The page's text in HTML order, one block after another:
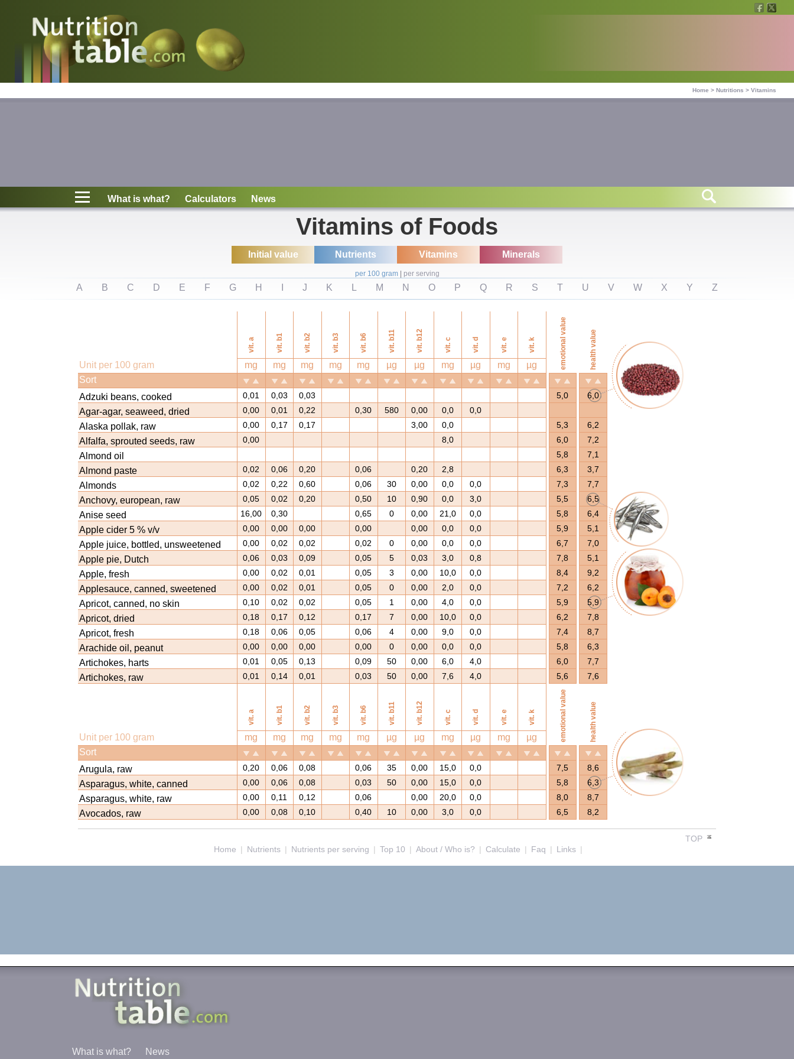
Home > Nutritions > Vitamins
Nutritions
What is what?
Information
What is what? Calculators News
Vitamins of Foods
Initial value Nutrients Vitamins Minerals
per 100 gram| per serving
A B C D E F G H J K L M N O P Q R S T U V W X Y Z
vit. a vit. b1 vit. b2 vit. b3 vit. b6 vit. b11 vit. b12 vit. c vit. d vit. e vit. k emotional value health value
Unit per 100 gram mg mg mg mg mg µg µg mg µg mg
µg
Sort
Adzuki beans, cooked
0,01 0,03 0,03 5,0 6,0
Agar-agar, seaweed, dried 0,00 0,01 0,22 0,30 580 0,00 0,0 0,0
Alaska pollak, raw 0,00 0,17 0,17 3,00 0,0 5,3 6,2
Alfalfa, sprouted seeds, raw 0,00 8,0 6,0 7,2
Almond oil 5,8 7,1
Almond paste 0,02 0,06 0,20 0,06 0,20 2,8 6,3 3,7
Almonds 0,02 0,22 0,60 0,06 30 0,00 0,0 0,0 7,3 7,7
Anchovy, european, raw 0,05 0,02 0,20 0,50 10 0,90 0,0 3,0 5,5 6,5
Anise seed 16,00 0,30 0,65 0 0,00 21,0 0,0 5,8 6,4
Apple cider 5 % v/v 0,00 0,00 0,00 0,00 0,00 0,0 0,0 5,9 5,1
Apple juice, bottled, unsweetened 0,00 0,02 0,02 0,02 0 0,00 0,0 0,0 6,7 7,0
Apple pie, Dutch 0,06 0,03 0,09 0,05 5 0,03 3,0 0,8 7,8 5,1
Apple, fresh 0,00 0,02 0,01 0,05 3 0,00 10,0 0,0 8,4 9,2
Applesauce, canned, sweetened 0,00 0,02 0,01 0,05 0 0,00 2,0 0,0 7,2 6,2
Apricot, canned, no skin 0,10 0,02 0,02 0,05 1 0,00 4,0 0,0 5,9 5,9
Apricot, dried 0,18 0,17 0,12 0,17 7 0,00 10,0 0,0 6,2 7,8
Apricot, fresh 0,18 0,06 0,05 0,06 4 0,00 9,0 0,0 7,4 8,7
Arachide oil, peanut 0,00 0,00 0,00 0,00 0 0,00 0,0 0,0 5,8 6,3
Artichokes, harts 0,01 0,05 0,13 0,09 50 0,00 6,0 4,0 6,0 7,7
Artichokes, raw 0,01 0,14 0,01 0,03 50 0,00 7,6 4,0 5,6 7,6
vit. a vit. b1 vit. b2 vit. b3 vit. b6 vit. b11 vit. b12 vit. c vit. d vit. e vit. k emotional value health value
Unit per 100 gram mg mg mg mg mg µg µg mg µg mg
µg
Sort
Arugula, raw
0,20 0,06 0,08 0,06 35 0,00 15,0 0,0 7,5 8,6
Asparagus, white, canned 0,00 0,06 0,08 0,03 50 0,00 15,0 0,0 5,8 6,3
Asparagus, white, raw 0,00 0,11 0,12 0,06 0,00 20,0 0,0 8,0 8,7
Avocados, raw 0,00 0,08 0,10 0,40 10 0,00 3,0 0,0 6,5 8,2
TOP
Home | Nutrients | Nutrients per serving | Top 10 | About / Who is? | Calculate | Faq | Links |
What is what? News